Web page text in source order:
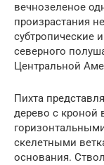
вечнозеленое
произрастания
субтропические
северного
Центральной
Пихта
дерево с кроной
скелетными
основания.